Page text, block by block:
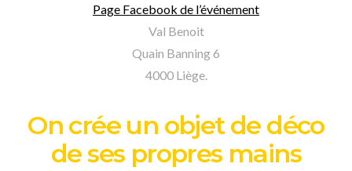
Page Facebook de l’événement
Val Benoit
Quain Banning 6
4000 Liège.
On crée un objet de déco
de ses propres mains